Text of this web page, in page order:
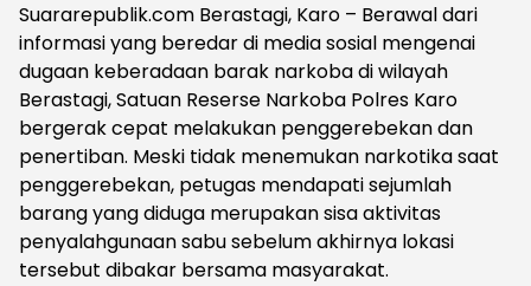
Suararepublik.com Berastagi, Karo – Berawal dari
informasi yang beredar di media sosial mengenai
dugaan keberadaan barak narkoba di wilayah
Berastagi, Satuan Reserse Narkoba Polres Karo
bergerak cepat melakukan penggerebekan dan
penertiban. Meski tidak menemukan narkotika saat
penggerebekan, petugas mendapati sejumlah
barang yang diduga merupakan sisa aktivitas
penyalahgunaan sabu sebelum akhirnya lokasi
tersebut dibakar bersama masyarakat.